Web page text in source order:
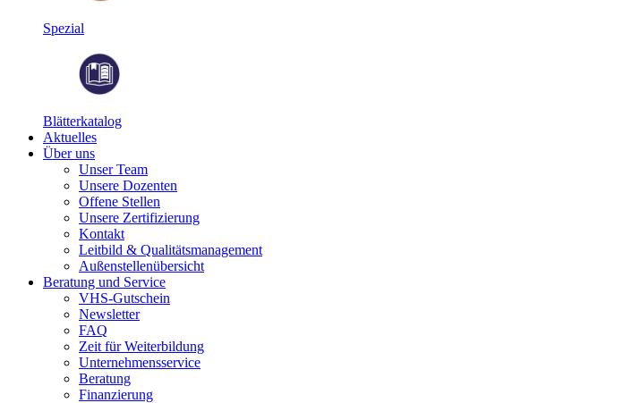
Spezial
Blätterkatalog
Aktuelles
Über uns
Unser Team
Unsere Dozenten
Offene Stellen
Unsere Zertifizierung
Kontakt
Leitbild & Qualitätsmanagement
Außenstellenübersicht
Beratung und Service
VHS-Gutschein
Newsletter
FAQ
Zeit für Weiterbildung
Unternehmensservice
Beratung
Finanzierung